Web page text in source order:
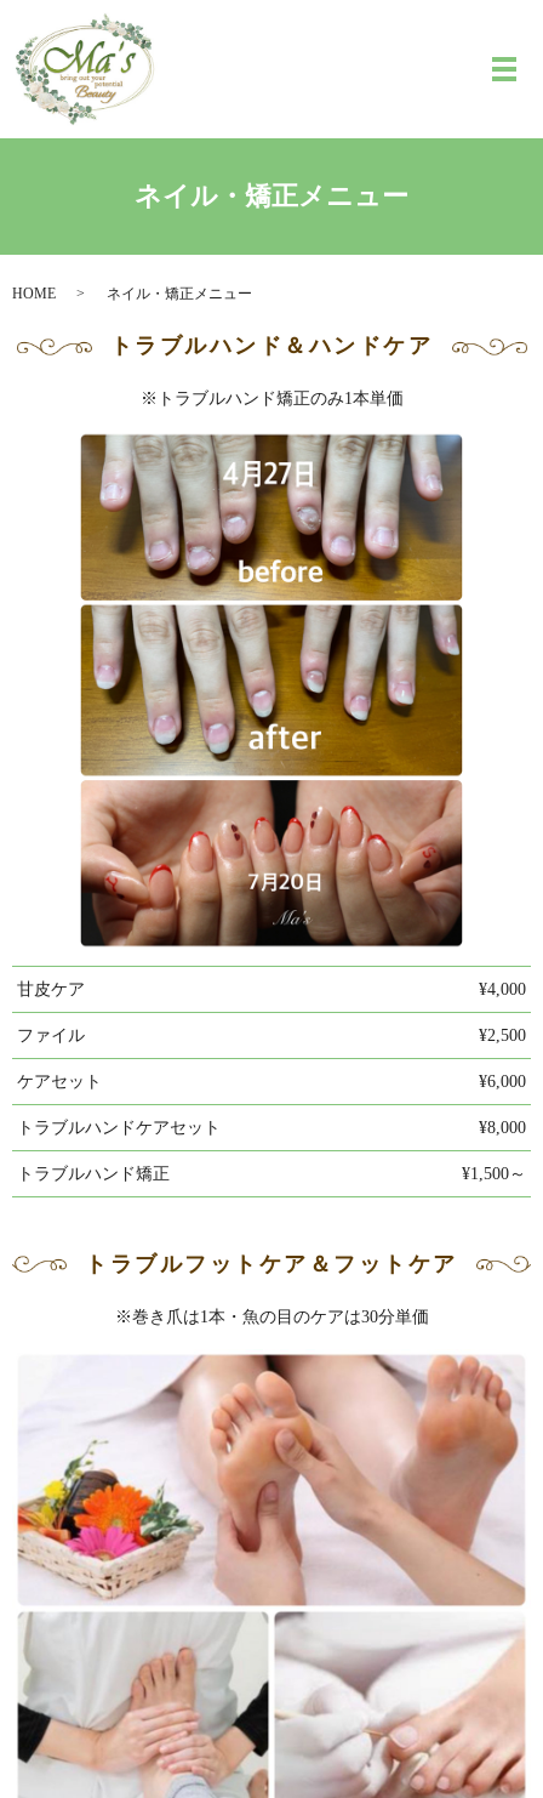
メ
ネイル・矯正メニュー
HOME ネイル・矯正メニュー
トラブルハンド＆ハンドケア
※トラブルハンド矯正のみ1本単価
甘皮ケア ¥4,000
ファイル ¥2,500
ケアセット ¥6,000
トラブルハンドケアセット ¥8,000
トラブルハンド矯正 ¥1,500～
トラブルフットケア＆フットケア
※巻き爪は1本・魚の目のケアは30分単価